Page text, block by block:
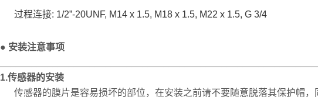
过程连接: 1/2”-20UNF, M14 x 1.5, M18 x 1.5, M22 x 1.5, G 3/4
● 安装注意事项
​1.传感器的安装
传感器的膜片是容易损坏的部位，在安装之前请不要随意脱落其保护帽，